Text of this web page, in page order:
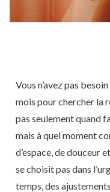
Vous n’avez pas
mois pour chercher la
pas seulement quand
mais à quel moment
d’espace, de douceur
se choisit pas dans
temps, des